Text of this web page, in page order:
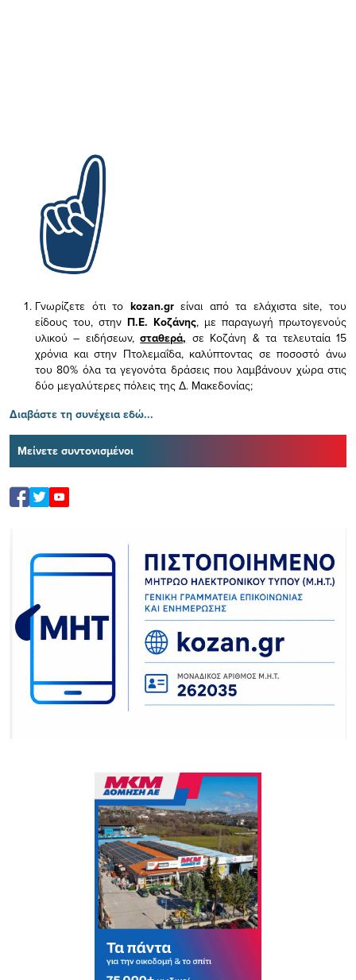
Γνωρίζετε ότι το kozan.gr είναι από τα ελάχισταsite, του
είδους του, στην Π.Ε. Κοζάνης, με παραγωγή πρωτογενούς
υλικού – ειδήσεων,σταθερά, σε Κοζάνη & τα τελευταία 15
χρόνια και στην Πτολεμαΐδα, καλύπτοντας σε ποσοστό άνω
του 80% όλα τα γεγονότα δράσεις που λαμβάνουν χώρα στις
δύο μεγαλύτερες πόλεις της Δ. Μακεδονίας;
Διαβάστε τη συνέχεια εδώ...
Μείνετε συντονισμένοι